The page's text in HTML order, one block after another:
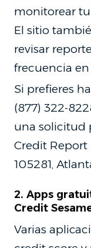
monitorear
El sitio
revisar
frecuencia en
Si prefieres
(877) 322-
una solicitud
Credit Report
105281,
2. Apps
Credit
Varias